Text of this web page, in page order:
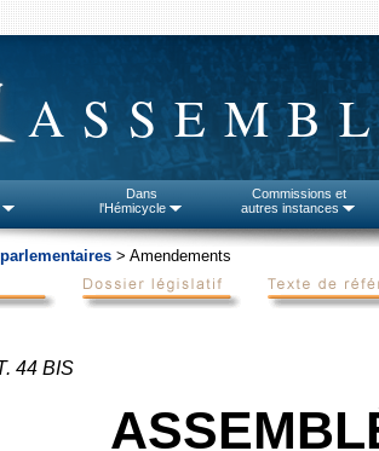
Dans
l'Hémicycle
Commissions et
autres instances
> Amendements
44 BIS